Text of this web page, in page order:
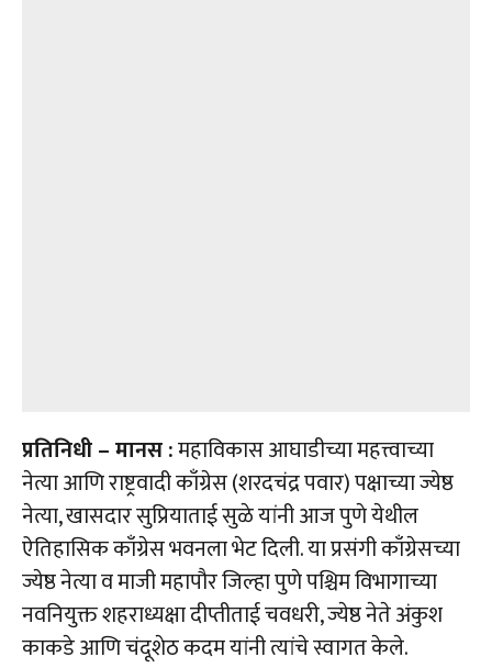
प्रतिनिधी – मानस :महाविकास आघाडीच्या महत्त्वाच्या
नेत्या आणि राष्ट्रवादी काँग्रेस (शरदचंद्र पवार) पक्षाच्या ज्येष्ठ
नेत्या, खासदार सुप्रियाताई सुळे यांनी आज पुणे येथील
ऐतिहासिक काँग्रेस भवनला भेट दिली. या प्रसंगी काँग्रेसच्या
ज्येष्ठ नेत्या व माजी महापौर जिल्हा पुणे पश्चिम विभागाच्या
नवनियुक्त शहराध्यक्षा दीप्तीताई चवधरी, ज्येष्ठ नेते अंकुश
काकडे आणि चंदूशेठ कदम यांनी त्यांचे स्वागत केले.